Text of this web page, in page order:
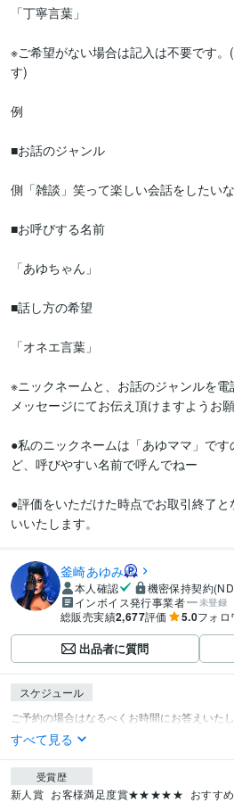
「丁寧言葉」
※ご希望がない場合は記入は不要です
す)
例
■お話のジャンル
側「雑談」笑って楽しい会話をしたい
■お呼びする名前
「あゆちゃん」
■話し方の希望
「オネエ言葉」
※ニックネームと、お話のジャンルを
メッセージにてお伝え頂けますようお
●私のニックネームは「あゆママ」で
ど、呼びやすい名前で呼んでねー
●評価をいただけた時点でお取引終了
いいたします。
釜崎あゆみ
本人確認
機密保持契約
インボイス発行事業者
未登録
総販売実績2,677評価 5.0フォロ
出品者に質問
スケジュール
すべて見る
受賞歴
新人賞 お客様満足度賞★★★★★ おすす